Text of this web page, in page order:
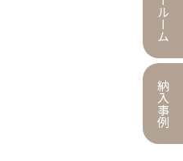
納入事例